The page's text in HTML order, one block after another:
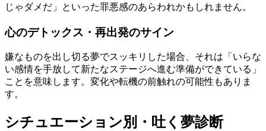
じゃダメだ」といった罪悪感のあらわれかもしれません。
心のデトックス・再出発のサイン
嫌なものを出し切る夢でスッキリした場合、それは「いらな
い感情を手放して新たなステージへ進む準備ができている」
ことを意味します。変化や転機の前触れの可能性もありま
す。
シチュエーション別・吐く夢診断